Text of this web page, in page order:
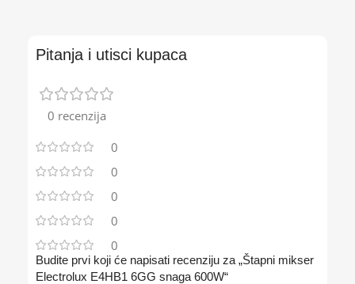
Pitanja i utisci kupaca
0 recenzija
0
0
0
0
0
Budite prvi koji će napisati recenziju za „Štapni mikser
Electrolux E4HB1 6GG snaga 600W“